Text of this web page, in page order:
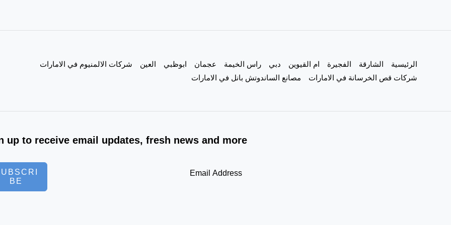
الرئيسية الشارقة الفجيرة ام القيوين دبي راس الخيمة عجمان ابوظبي العين
شركات الالمنيوم في الامارات
شركات قص الخرسانة في الامارات
مصانع الساندوتش بانل في الامارات
up to receive email updates, fresh news and more!
BE